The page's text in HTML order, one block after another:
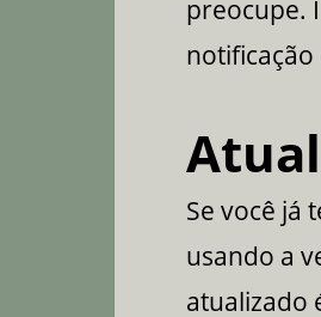
preocupe.
Se você já
usando a
atualizado